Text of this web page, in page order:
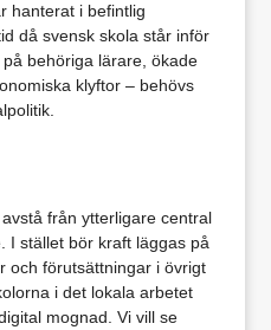
hanterat i befintlig
då svensk skola står inför
behöriga lärare, ökade
klyftor – behövs
från ytterligare central
I stället bör kraft läggas på
och förutsättningar i övrigt
i det lokala arbetet
mognad. Vi vill se